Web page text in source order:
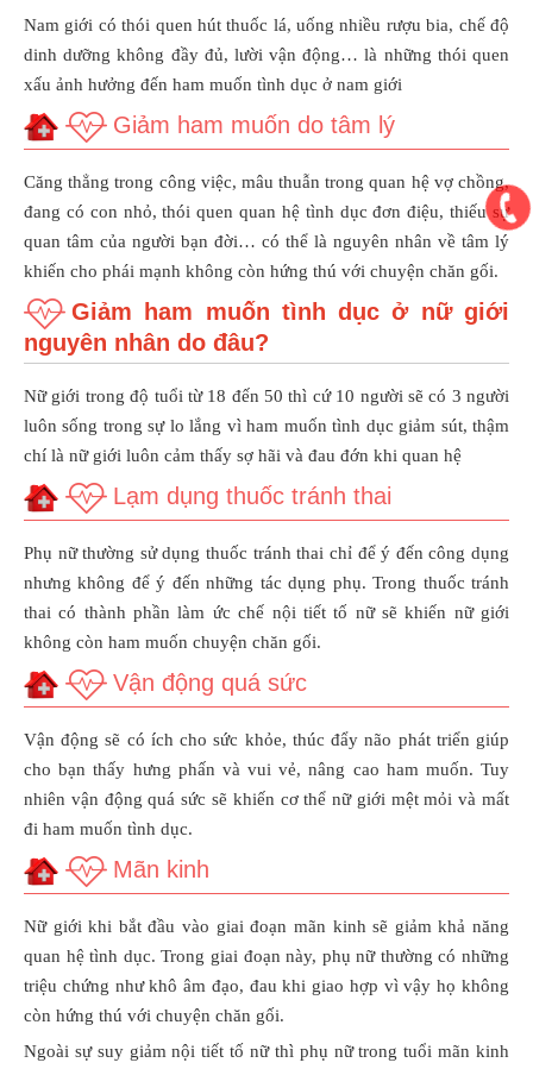
Nam giới có thói quen hút thuốc lá, uống nhiều rượu bia, chế độ
dinh dưỡng không đầy đủ, lười vận động… là những thói quen
xấu ảnh hưởng đến ham muốn tình dục ở nam giới
Giảm ham muốn do tâm lý
Căng thẳng trong công việc, mâu thuẫn trong quan hệ vợ chồng,
đang có con nhỏ, thói quen quan hệ tình dục đơn điệu, thiếu sự
quan tâm của người bạn đời… có thể là nguyên nhân về tâm lý
khiến cho phái mạnh không còn hứng thú với chuyện chăn gối.
Giảm ham muốn tình dục ở nữ giới
nguyên nhân do đâu?
Nữ giới trong độ tuổi từ 18 đến 50 thì cứ 10 người sẽ có 3 người
luôn sống trong sự lo lắng vì ham muốn tình dục giảm sút, thậm
chí là nữ giới luôn cảm thấy sợ hãi và đau đớn khi quan hệ
Lạm dụng thuốc tránh thai
Phụ nữ thường sử dụng thuốc tránh thai chỉ để ý đến công dụng
nhưng không để ý đến những tác dụng phụ. Trong thuốc tránh
thai có thành phần làm ức chế nội tiết tố nữ sẽ khiến nữ giới
không còn ham muốn chuyện chăn gối.
Vận động quá sức
Vận động sẽ có ích cho sức khỏe, thúc đẩy não phát triển giúp
cho bạn thấy hưng phấn và vui vẻ, nâng cao ham muốn. Tuy
nhiên vận động quá sức sẽ khiến cơ thể nữ giới mệt mỏi và mất
đi ham muốn tình dục.
Mãn kinh
Nữ giới khi bắt đầu vào giai đoạn mãn kinh sẽ giảm khả năng
quan hệ tình dục. Trong giai đoạn này, phụ nữ thường có những
triệu chứng như khô âm đạo, đau khi giao hợp vì vậy họ không
còn hứng thú với chuyện chăn gối.
Ngoài sự suy giảm nội tiết tố nữ thì phụ nữ trong tuổi mãn kinh